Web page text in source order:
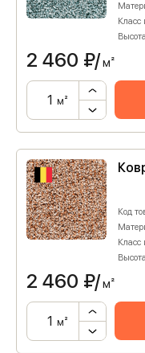
Класс
2 460 ₽/м²
м²
Код
Класс
2 460 ₽/м²
м²